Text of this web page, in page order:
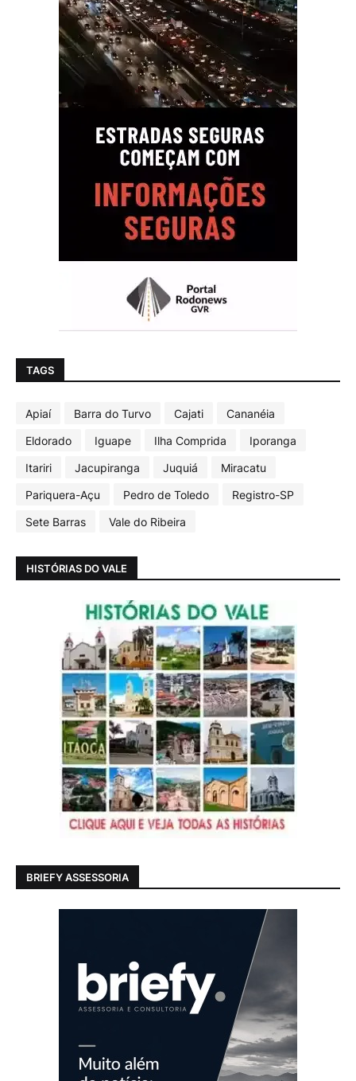
TAGS
Apiaí Barra do Turvo Cajati
Cananéia
Eldorado
Iguape Ilha Comprida
Iporanga
Itariri
Jacupiranga Juquiá
Miracatu
Pariquera-Açu
Pedro de Toledo
Registro-SP
Sete Barras
Vale do Ribeira
HISTÓRIAS DO VALE
BRIEFY ASSESSORIA